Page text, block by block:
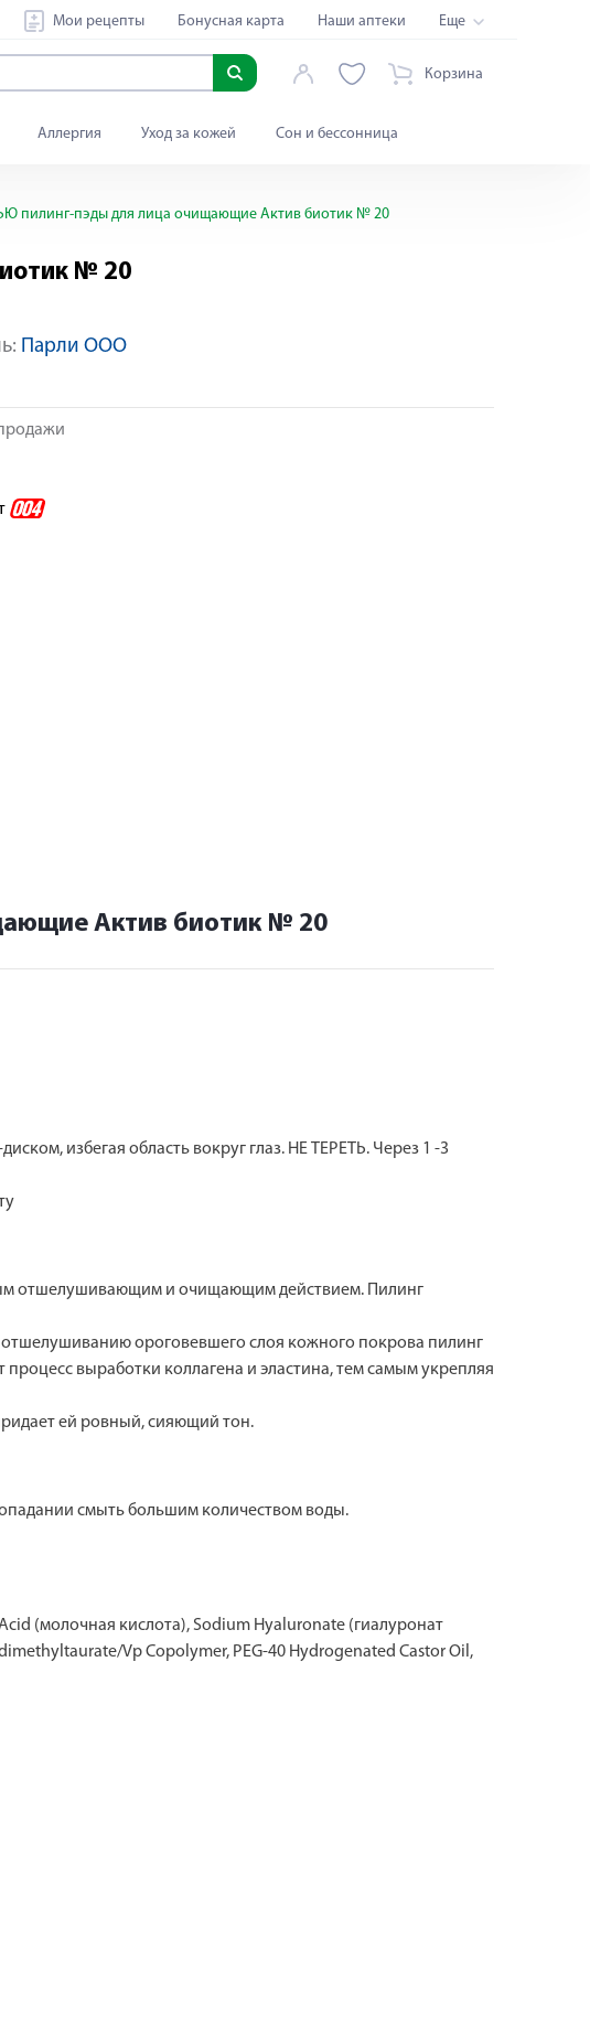
Мои рецепты Бонусная карта Наши аптеки Еще
Корзина
Аллергия Уход за кожей Сон и бессонница
пилинг-пэды для лица очищающие Актив биотик № 20
№ 20
Парли ООО
Актив биотик № 20
избегая область вокруг глаз. НЕ ТЕРЕТЬ. Через 1 -3
отшелушивающим и очищающим действием. Пилинг
ороговевшего слоя кожного покрова пилинг
выработки коллагена и эластина, тем самым укрепляя
ей ровный, сияющий тон.
смыть большим количеством воды.
(молочная кислота), Sodium Hyaluronate (гиалуронат
Vp Copolymer, PEG-40 Hydrogenated Castor Oil,